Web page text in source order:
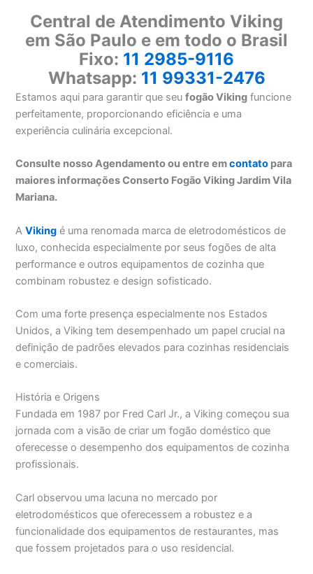
Central de Atendimento Viking
em São Paulo e em todo o Brasil
Fixo: 11 2985-9116
Whatsapp: 11 99331-2476
Estamos aqui para garantir que seufogão Viking funcione
perfeitamente, proporcionando eficiência e uma
experiência culinária excepcional.
Consulte nosso Agendamento ou entre emcontato para
maiores informações Conserto Fogão Viking Jardim Vila
Mariana.
AViking é uma renomada marca de eletrodomésticos de
luxo, conhecida especialmente por seus fogões de alta
performance e outros equipamentos de cozinha que
combinam robustez e design sofisticado.
Com uma forte presença especialmente nos Estados
Unidos, a Viking tem desempenhado um papel crucial na
definição de padrões elevados para cozinhas residenciais
e comerciais.
História e Origens
Fundada em 1987 por Fred Carl Jr., a Viking começou sua
jornada com a visão de criar um fogão doméstico que
oferecesse o desempenho dos equipamentos de cozinha
profissionais.
Carl observou uma lacuna no mercado por
eletrodomésticos que oferecessem a robustez e a
funcionalidade dos equipamentos de restaurantes, mas
que fossem projetados para o uso residencial.